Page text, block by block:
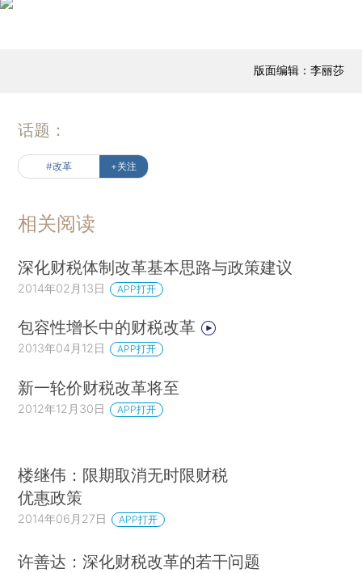
版面编辑：李丽莎
话题：
#改革 +关注
相关阅读
深化财税体制改革基本思路与政策建议
2014年02月13日 APP打开
包容性增长中的财税改革
2013年04月12日 APP打开
新一轮价财税改革将至
2012年12月30日 APP打开
楼继伟：限期取消无时限财税
优惠政策
2014年06月27日 APP打开
许善达：深化财税改革的若干问题